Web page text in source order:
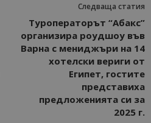
Следваща статия
Туроператорът “Абакс”
организира роудшоу във
Варна с мениджъри на 14
хотелски вериги от
Египет, гостите
представиха
предложенията си за
2025 г.